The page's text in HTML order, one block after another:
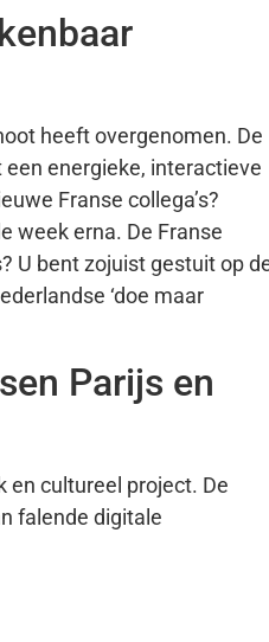
heeft overgenomen. De
energieke, interactieve
Franse collega’s?
week erna. De Franse
U bent zojuist gestuit op
‘doe maar
Parijs en
en cultureel project. De
falende digitale